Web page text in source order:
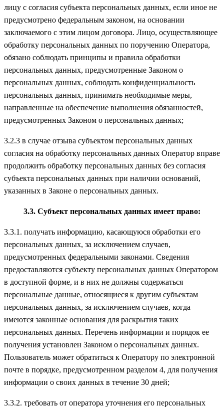
лицу с согласия субъекта персональных данных, если иное не
предусмотрено федеральным законом, на основании
заключаемого с этим лицом договора. Лицо, осуществляющее
обработку персональных данных по поручению Оператора,
обязано соблюдать принципы и правила обработки
персональных данных, предусмотренные Законом о
персональных данных, соблюдать конфиденциальность
персональных данных, принимать необходимые меры,
направленные на обеспечение выполнения обязанностей,
предусмотренных Законом о персональных данных;
3.2.3 в случае отзыва субъектом персональных данных
согласия на обработку персональных данных Оператор вправе
продолжить обработку персональных данных без согласия
субъекта персональных данных при наличии оснований,
указанных в Законе о персональных данных.
3.3. Субъект персональных данных имеет право:
3.3.1. получать информацию, касающуюся обработки его
персональных данных, за исключением случаев,
предусмотренных федеральными законами. Сведения
предоставляются субъекту персональных данных Оператором
в доступной форме, и в них не должны содержаться
персональные данные, относящиеся к другим субъектам
персональных данных, за исключением случаев, когда
имеются законные основания для раскрытия таких
персональных данных. Перечень информации и порядок ее
получения установлен Законом о персональных данных.
Пользователь может обратиться к Оператору по электронной
почте в порядке, предусмотренном разделом 4, для получения
информации о своих данных в течение 30 дней;
3.3.2. требовать от оператора уточнения его персональных